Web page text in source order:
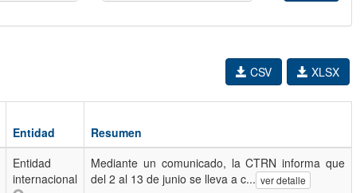
XLSX
CSV
Entidad
Resumen
Entidad
internacional
Mediante un comunicado, la CTRN informa que
del 2 al 13 de junio se lleva a c... ver detalle